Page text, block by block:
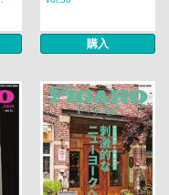
購入